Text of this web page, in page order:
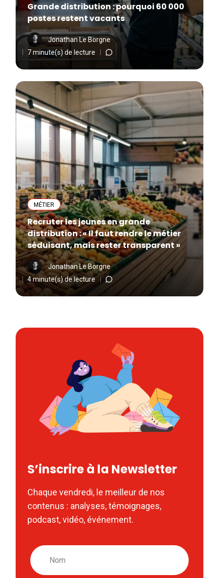
Grande distribution : pourquoi 60 000
postes restent vacants
Jonathan Le Borgne
7 minute(s) de lecture
MÉTIER
Recruter les jeunes en grande
distribution : « Il faut rendre le métier
séduisant, mais rester transparent »
Jonathan Le Borgne
4 minute(s) de lecture
S’inscrire à la Newsletter
Chaque vendredi, le meilleur de nos
contenus : analyses, témoignages,
podcast, vidéo, événement.
Nom